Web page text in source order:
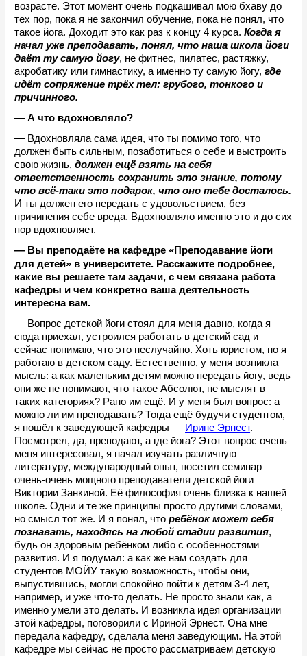
возрасте. Этот момент очень подкашивал мою бхаву до
тех пор, пока я не закончил обучение, пока не понял, что
такое йога. Доходит это как раз к концу 4 курса. Когда я
начал уже преподавать, понял, что наша школа йоги
даёт ту самую йогу, не фитнес, пилатес, растяжку,
акробатику или гимнастику, а именно ту самую йогу, где
идёт сопряжение трёх тел: грубого, тонкого и
причинного.
— А что вдохновляло?
— Вдохновляла сама идея, что ты помимо того, что
должен быть сильным, позаботиться о себе и выстроить
свою жизнь, должен ещё взять на себя
ответственность сохранить это знание, потому
что всё-таки это подарок, что оно тебе досталось.
И ты должен его передать с удовольствием, без
причинения себе вреда. Вдохновляло именно это и до сих
пор вдохновляет.
— Вы преподаёте на кафедре «Преподавание йоги
для детей» в университете. Расскажите подробнее,
какие вы решаете там задачи, с чем связана работа
кафедры и чем конкретно ваша деятельность
интересна вам.
— Вопрос детской йоги стоял для меня давно, когда я
сюда приехал, устроился работать в детский сад и
сейчас понимаю, что это неслучайно. Хоть юристом, но я
работаю в детском саду. Естественно, у меня возникла
мысль: а как маленьким детям можно передать йогу, ведь
они же не понимают, что такое Абсолют, не мыслят в
таких категориях? Рано им ещё. И у меня был вопрос: а
можно ли им преподавать? Тогда ещё будучи студентом,
я пошёл к заведующей кафедры — Ирине Эрнест.
Посмотрел, да, преподают, а где йога? Этот вопрос очень
меня интересовал, я начал изучать различную
литературу, международный опыт, посетил семинар
очень-очень мощного преподавателя детской йоги
Виктории Занкиной. Её философия очень близка к нашей
школе. Одни и те же принципы просто другими словами,
но смысл тот же. И я понял, что ребёнок может себя
познавать, находясь на любой стадии развития,
будь он здоровым ребёнком либо с особенностями
развития. И я подумал: а как же нам создать для
студентов МОЙУ такую возможность, чтобы они,
выпустившись, могли спокойно пойти к детям 3-4 лет,
например, и уже что-то делать. Не просто знали как, а
именно умели это делать. И возникла идея организации
этой кафедры, поговорили с Ириной Эрнест. Она мне
передала кафедру, сделала меня заведующим. На этой
кафедре мы сейчас не просто рассматриваем детскую